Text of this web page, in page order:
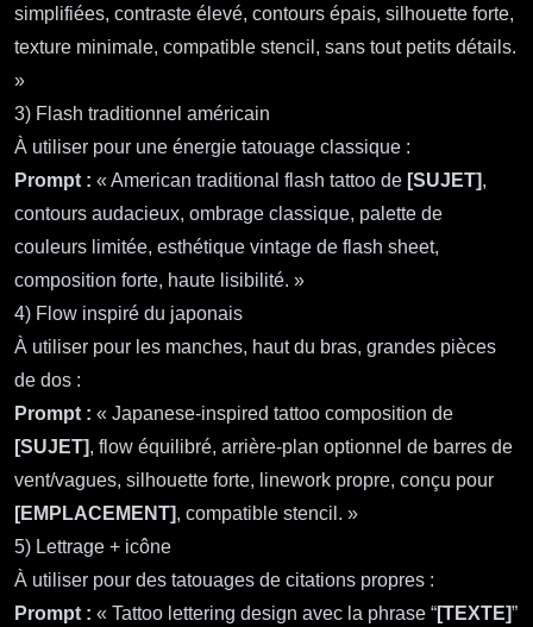
simplifiées, contraste élevé, contours épais, silhouette forte,
texture minimale, compatible stencil, sans tout petits détails.
»
3) Flash traditionnel américain
À utiliser pour une énergie tatouage classique :
Prompt : « American traditional flash tattoo de [SUJET],
contours audacieux, ombrage classique, palette de
couleurs limitée, esthétique vintage de flash sheet,
composition forte, haute lisibilité. »
4) Flow inspiré du japonais
À utiliser pour les manches, haut du bras, grandes pièces
de dos :
Prompt : « Japanese-inspired tattoo composition de
[SUJET], flow équilibré, arrière‑plan optionnel de barres de
vent/vagues, silhouette forte, linework propre, conçu pour
[EMPLACEMENT], compatible stencil. »
5) Lettrage + icône
À utiliser pour des tatouages de citations propres :
Prompt : « Tattoo lettering design avec la phrase “[TEXTE]”